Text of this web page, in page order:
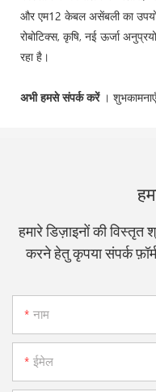
और एम12 केबल असेंबली का
रोबोटिक्स, कृषि, नई ऊर्जा
रहा है।
अभी हमसे संपर्क करें।
हमारे डिज़ाइनों की
करने हेतु कृपया संपर्क
नाम
ईमेल